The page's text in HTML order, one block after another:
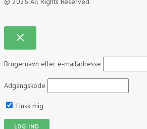
Brugernavn eller e-mailadresse
Adgangskode
Husk mig